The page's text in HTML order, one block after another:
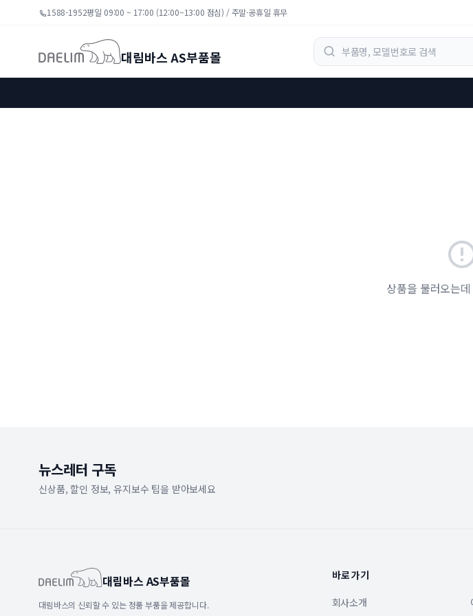
1588-1952평일 09:00 ~ 17:00 (12:00~13:00 점심) / 주말·공휴일 휴무
대림바스 AS부품몰
상품을 불러오는
뉴스레터 구독
신상품, 할인 정보, 유지보수 팁을 받아보세요
대림바스 AS부품몰
대림바스의 신뢰할 수 있는 정품 부품을 제공합니다.
바로가기
회사소개